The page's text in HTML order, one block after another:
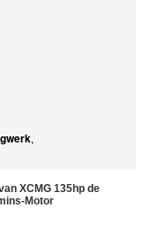
,
XCMG 135hp de
Motor